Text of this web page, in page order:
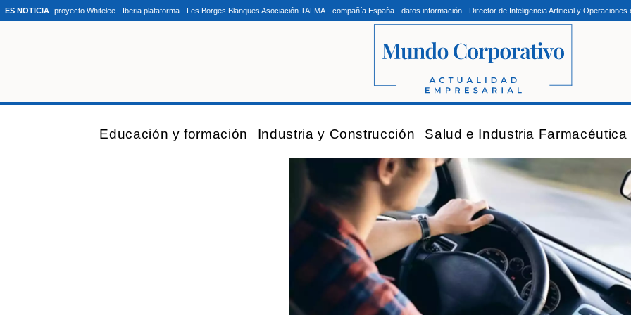
ES NOTICIA proyecto Whitelee Iberia plataforma Les Borges Blanques Asociación TALMA compañía España datos información Director de Inteligencia Artificial y
Educación y formación Industria y Construcción Salud e Industria Farmacéutica